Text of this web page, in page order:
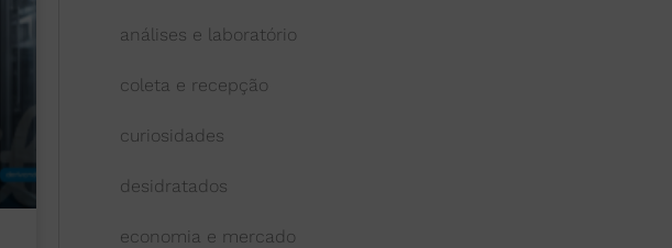
análises e laboratório
coleta e recepção
curiosidades
desidratados
economia e mercado